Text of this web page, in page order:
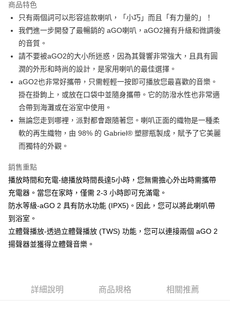
合作金庫商業銀行
華南商業銀行
彰化商業銀行
上海商業儲蓄銀行
台北富邦商業銀行
國泰世華商業銀行
臺灣中小企業銀行
台中商業銀行
匯豐（台灣）商業銀行
華泰商業銀行
聯邦商業銀行
遠東國際商業銀行
元大商業銀行
永豐商業銀行
玉山商業銀行
星展（台灣）商業銀行
台新國際商業銀行
台灣樂天信用卡公司
6 期 0 利率 每期
華南商業銀行
彰化商業銀行
上海商業儲蓄銀行
國泰世華商業銀行
兆豐國際商業銀行
臺灣中小企業銀行
台中商業銀行
匯豐（台灣）商業銀行
華泰商業銀行
聯邦商業銀行
遠東國際商業銀行
元大商業銀行
永豐商業銀行
玉山商業銀行
台新國際商業銀行
中國信託商業銀行
台灣樂天信用卡公司
LINE Pay
Apple Pay
ATM付款
運送方式
付款後全家取貨
每筆NT$80，滿NT$1,000(含以上)免運費
付款後7-11取貨
每筆NT$120，滿NT$1,000(含以上)免運費
黑貓宅配(離島)
每筆NT$250，滿NT$2,000(含以上)免運費
付款後門市自取
商品特色
只有兩個詞可以形容這款喇叭，「小巧」而且「有力量的」！
我們進一步開發了最暢銷的 aGO喇叭，aGO2擁有升級和微調後
的音質。
請不要被aGO2的大小所迷惑，因為其聲響非常強大，且具有圓
潤的外形和時尚的設計，是家用喇叭的最佳選擇。
aGO2也非常好攜帶，只需輕輕一按即可播放您最喜歡的音樂。
掛在掛鉤上，或放在口袋中並隨身攜帶。它的防潑水性也非常適
合帶到海灘或在浴室中使用。
無論您走到哪裡，派對都會跟隨著您。喇叭正面的織物是一種柔
軟的再生織物，由 98% 的 Gabriel® 塑膠瓶製成，賦予了它美麗
而獨特的外觀。
銷售重點
播放時間和充電-總播放時間長達5小時，您無需擔心外出時需攜帶
充電器。當您在家時，僅需 2-3 小時即可充滿電。
防水等級-aGO 2 具有防水功能 (IPX5)。因此，您可以將此喇叭帶
到浴室。
立體聲播放-透過立體聲播放 (TWS) 功能，您可以連接兩個 aGO 2
揚聲器並獲得立體聲音樂。
詳細說明 商品規格 相關推薦